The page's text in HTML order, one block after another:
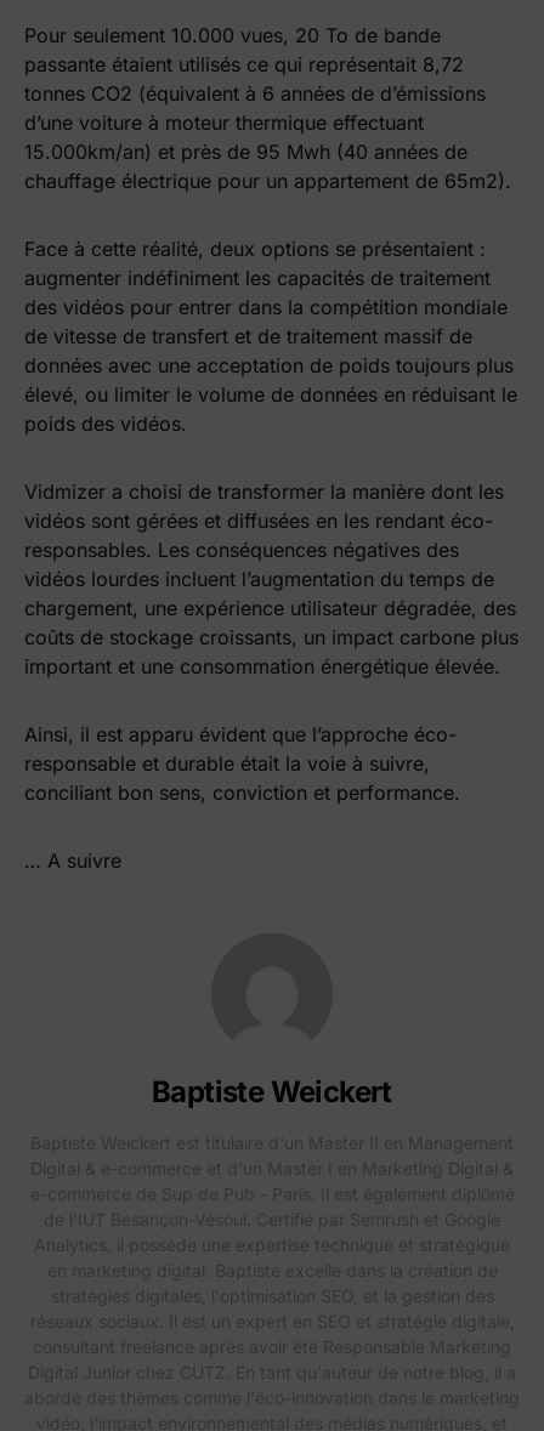
Pour seulement 10.000 vues, 20 To de bande
passante étaient utilisés ce qui représentait 8,72
tonnes CO2 (équivalent à 6 années de d’émissions
d’une voiture à moteur thermique effectuant
15.000km/an) et près de 95 Mwh (40 années de
chauffage électrique pour un appartement de 65m2).
Face à cette réalité, deux options se présentaient :
augmenter indéfiniment les capacités de traitement
des vidéos pour entrer dans la compétition mondiale
de vitesse de transfert et de traitement massif de
données avec une acceptation de poids toujours plus
élevé, ou limiter le volume de données en réduisant le
poids des vidéos.
Vidmizer a choisi de transformer la manière dont les
vidéos sont gérées et diffusées en les rendant éco-
responsables. Les conséquences négatives des
vidéos lourdes incluent l’augmentation du temps de
chargement, une expérience utilisateur dégradée, des
coûts de stockage croissants, un impact carbone plus
important et une consommation énergétique élevée.
Ainsi, il est apparu évident que l’approche éco-
responsable et durable était la voie à suivre,
conciliant bon sens, conviction et performance.
… A suivre
Baptiste Weickert
Baptiste Weickert est titulaire d'un Master II en Management
Digital & e-commerce et d'un Master I en Marketing Digital &
e-commerce de Sup de Pub - Paris. Il est également diplômé
de l'IUT Besançon-Vesoul. Certifié par Semrush et Google
Analytics, il possède une expertise technique et stratégique
en marketing digital. Baptiste excelle dans la création de
stratégies digitales, l'optimisation SEO, et la gestion des
réseaux sociaux. Il est un expert en SEO et stratégie digitale,
consultant freelance après avoir été Responsable Marketing
Digital Junior chez CUTZ. En tant qu'auteur de notre blog, il a
abordé des thèmes comme l'éco-innovation dans le marketing
vidéo, l'impact environnemental des médias numériques, et